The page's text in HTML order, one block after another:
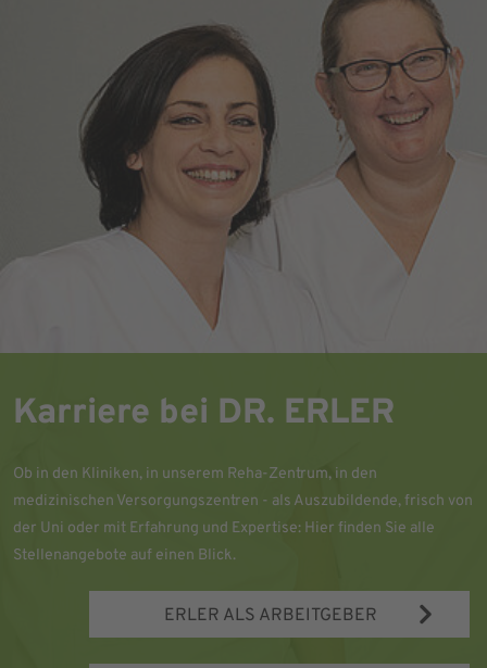
Karriere bei DR. ERLER
Ob in den Kliniken, in unserem Reha-Zentrum, in den
medizinischen Versorgungszentren - als Auszubildende, frisch von
der Uni oder mit Erfahrung und Expertise: Hier finden Sie alle
Stellenangebote auf einen Blick.
ERLER ALS ARBEITGEBER